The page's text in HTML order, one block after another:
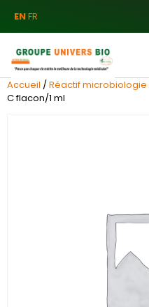
ENFR
Accueil /Réactif microbiologie
C flacon/1 ml